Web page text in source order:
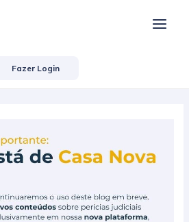
Fazer Login